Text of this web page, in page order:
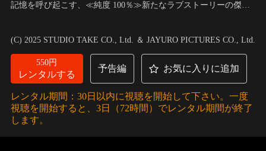
記憶を呼び起こす、≪純度 100％≫新たなラブストーリーの傑作
事をきっかけに美しさと品格を兼ね備えたクラスの優等生・ソナ
（ダヒョン）への想いに気づく。
(C) 2025 STUDIO TAKE CO., Ltd. ＆ JAYURO PICTURES CO., Ltd.
550円
レンタルする
予告編 お気に入りに追加
レンタル期間：30日以内に視聴を開始して下さい。一度
視聴を開始すると、3日（72時間）でレンタル期間が終了
します。